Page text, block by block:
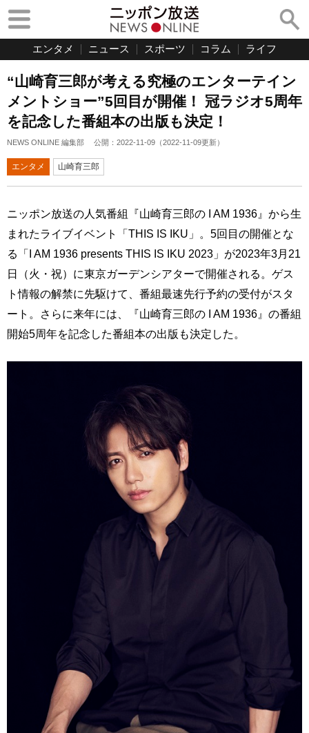
エンタメ ニュース スポーツ コラム ライフ
“山崎育三郎が考える究極のエンターテイン
メントショー”5回目が開催！ 冠ラジオ5周年
を記念した番組本の出版も決定！
NEWS ONLINE 編集部 公開： 2022-11-09 （2022-11-09更新）
エンタメ 山崎育三郎
ニッポン放送の人気番組『山崎育三郎の I AM 1936』から生
まれたライブイベント「THIS IS IKU」。5回目の開催とな
る「I AM 1936 presents THIS IS IKU 2023」が2023年3月21
日（火・祝）に東京ガーデンシアターで開催される。ゲス
ト情報の解禁に先駆けて、番組最速先行予約の受付がスタ
ート。さらに来年には、『山崎育三郎の I AM 1936』の番組
開始5周年を記念した番組本の出版も決定した。